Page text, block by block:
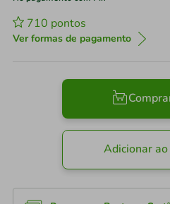
710 pontos
Ver formas de pagamento
Adicionar